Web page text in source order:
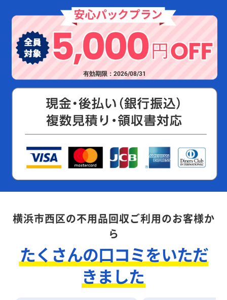
有効期限：2026/08/31
横浜市西区の不用品回収ご利用のお客様か
ら
たくさんの口コミをいただ
きました